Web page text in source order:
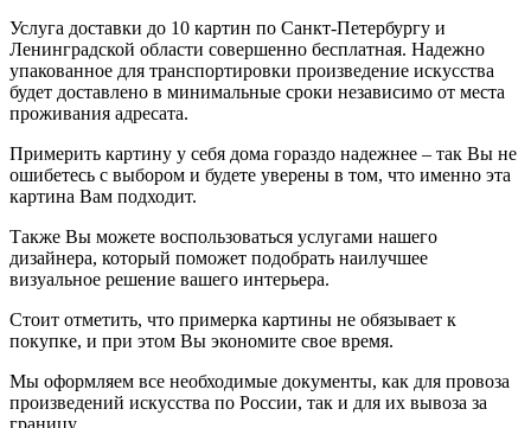
Услуга доставки до 10 картин по Санкт-Петербургу и
Ленинградской области совершенно бесплатная. Надежно
упакованное для транспортировки произведение искусства
будет доставлено в минимальные сроки независимо от места
проживания адресата.
Примерить картину у себя дома гораздо надежнее – так Вы не
ошибетесь с выбором и будете уверены в том, что именно эта
картина Вам подходит.
Также Вы можете воспользоваться услугами нашего
дизайнера, который поможет подобрать наилучшее
визуальное решение вашего интерьера.
Стоит отметить, что примерка картины не обязывает к
покупке, и при этом Вы экономите свое время.
Мы оформляем все необходимые документы, как для провоза
произведений искусства по России, так и для их вывоза за
границу.